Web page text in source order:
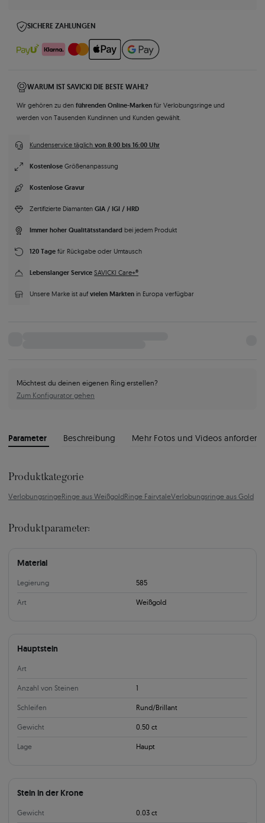
SICHERE ZAHLUNGEN
WARUM IST SAVICKI DIE BESTE WAHL?
Wir gehören zu den führenden Online-Marken für Verlobungsringe und
werden von Tausenden Kundinnen und Kunden gewählt.
Kundenservice täglich von 8:00 bis 16:00 Uhr
Kostenlose Größenanpassung
Kostenlose Gravur
Zertifizierte Diamanten GIA / IGI / HRD
Immer hoher Qualitätsstandard bei jedem Produkt
120 Tage für Rückgabe oder Umtausch
Lebenslanger Service SAVICKI Care+®
Unsere Marke ist auf vielen Märkten in Europa verfügbar
Möchtest du deinen eigenen Ring erstellen?
Zum Konfigurator gehen
Parameter Beschreibung Mehr Fotos und Videos anfordern
Produktkategorie
VerlobungsringeRinge aus WeißgoldRinge FairytaleVerlobungsringe aus Gold
Produktparameter:
Material
Legierung 585
Art Weißgold
Hauptstein
Art
Anzahl von Steinen 1
Schleifen Rund/Brillant
Gewicht 0.50 ct
Lage Haupt
Stein in der Krone
Gewicht 0.03 ct